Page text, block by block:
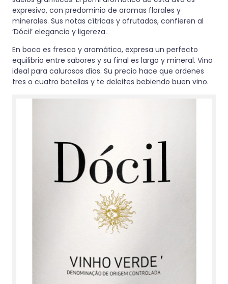
expresivo, con predominio de aromas florales y
minerales. Sus notas cítricas y afrutadas, confieren al
‘Dócil’ elegancia y ligereza.
En boca es fresco y aromático, expresa un perfecto
equilibrio entre sabores y su final es largo y mineral. Vino
ideal para calurosos días. Su precio hace que ordenes
tres o cuatro botellas y te deleites bebiendo buen vino.